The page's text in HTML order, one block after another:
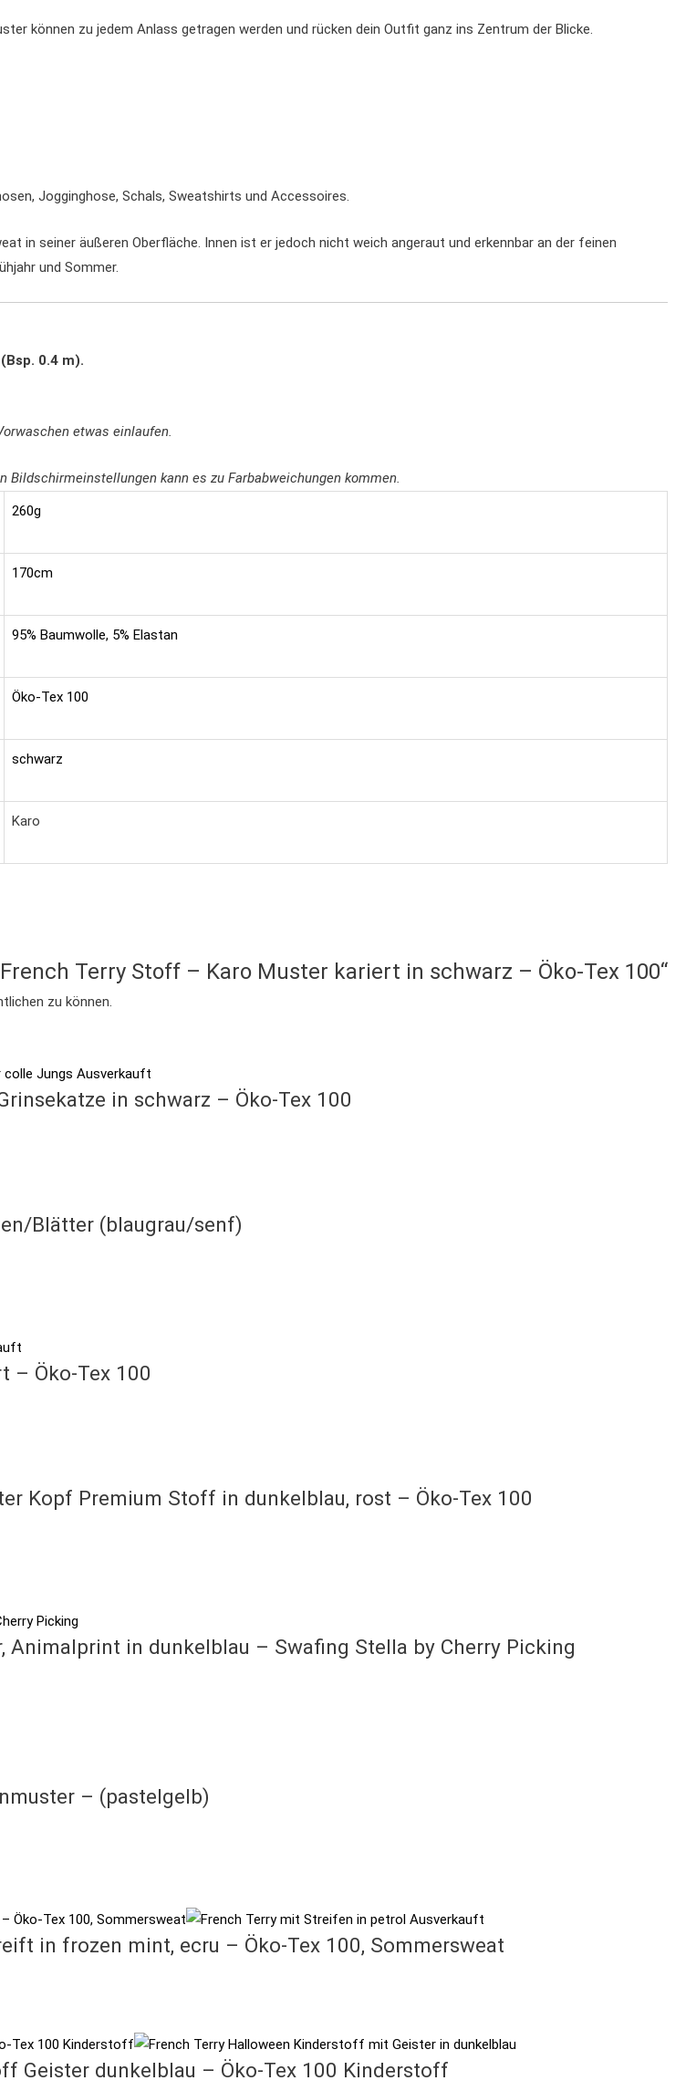
können zu jedem Anlass getragen werden und rücken dein Outfit ganz ins Zentrum der Blicke.
Jogginghose, Schals, Sweatshirts und Accessoires.
in seiner äußeren Oberfläche. Innen ist er jedoch nicht weich angeraut und erkennbar an der feinen
und Sommer.
0.4 m).
etwas einlaufen.
kann es zu Farbabweichungen kommen.
260g
170cm
95% Baumwolle, 5% Elastan
Öko-Tex 100
schwarz
Karo
Terry Stoff – Karo Muster kariert in schwarz – Öko-Tex 100“
zu können.
Ausverkauft
in schwarz – Öko-Tex 100
Blätter (blaugrau/senf)
– Öko-Tex 100
Kopf Premium Stoff in dunkelblau, rost – Öko-Tex 100
in dunkelblau – Swafing Stella by Cherry Picking
– (pastelgelb)
Ausverkauft
in frozen mint, ecru – Öko-Tex 100, Sommersweat
Geister dunkelblau – Öko-Tex 100 Kinderstoff